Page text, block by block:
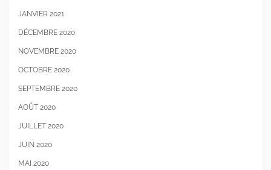
JANVIER 2021
DÉCEMBRE 2020
NOVEMBRE 2020
OCTOBRE 2020
SEPTEMBRE 2020
AOÛT 2020
JUILLET 2020
JUIN 2020
MAI 2020